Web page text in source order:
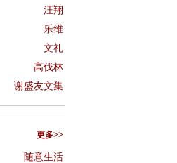
汪翔
乐维
文礼
高伐林
谢盛友文集
更多>>
随意生活